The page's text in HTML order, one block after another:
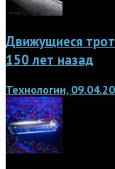
Движущиеся
150 лет назад
Технологии,